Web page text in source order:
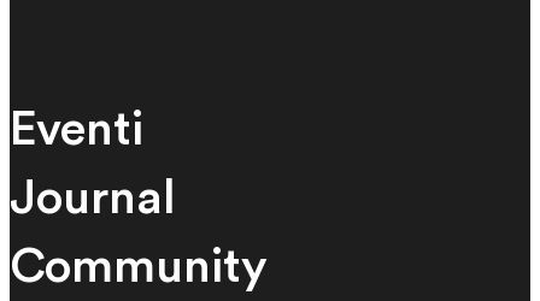
Eventi
Journal
Community